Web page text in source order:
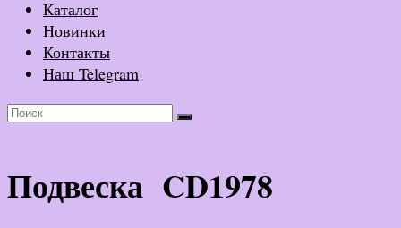
Каталог
Новинки
Контакты
Наш Telegram
Подвеска CD1978